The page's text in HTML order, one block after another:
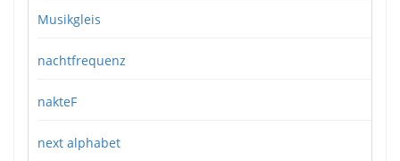
Musikgleis
nachtfrequenz
nakteF
next alphabet